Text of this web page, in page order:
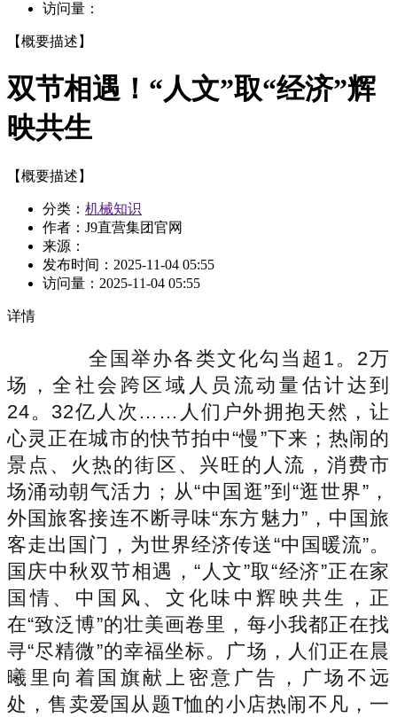
访问量：
【概要描述】
双节相遇！“人文”取“经济”辉
映共生
【概要描述】
分类： 机械知识
作者：J9直营集团官网
来源：
发布时间： 2025-11-04 05:55
访问量： 2025-11-04 05:55
详情
全国举办各类文化勾当超1。2万
场，全社会跨区域人员流动量估计达到
24。32亿人次……人们户外拥抱天然，让
心灵正在城市的快节拍中“慢”下来；热闹的
景点、火热的街区、兴旺的人流，消费市
场涌动朝气活力；从“中国逛”到“逛世界”，
外国旅客接连不断寻味“东方魅力”，中国旅
客走出国门，为世界经济传送“中国暖流”。
国庆中秋双节相遇，“人文”取“经济”正在家
国情、中国风、文化味中辉映共生，正
在“致泛博”的壮美画卷里，每小我都正在找
寻“尽精微”的幸福坐标。广场，人们正在晨
曦里向着国旗献上密意广告，广场不远
处，售卖爱国从题T恤的小店热闹不凡，一